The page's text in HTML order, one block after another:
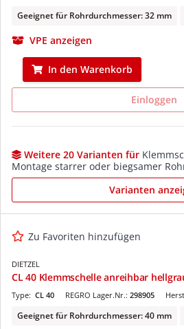
Geeignet für Rohrdurchmesser: 32 mm
VPE anzeigen
In den Warenkorb
Einloggen
Weitere 20 Varianten für
Montage starrer oder biegsamer
Varianten
Zu Favoriten hinzufügen
DIETZEL
CL 40 Klemmschelle anreihbar
REGRO Lager.Nr.: 298905
Type: CL 40
Geeignet für Rohrdurchmesser: 40 mm